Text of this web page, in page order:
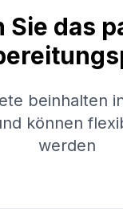
Sie das
beinhalten
können
werden